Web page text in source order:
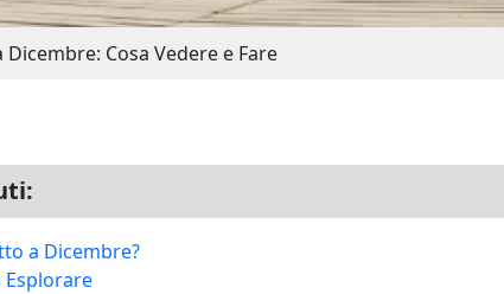
Dicembre: Cosa Vedere e Fare
a Dicembre?
Esplorare